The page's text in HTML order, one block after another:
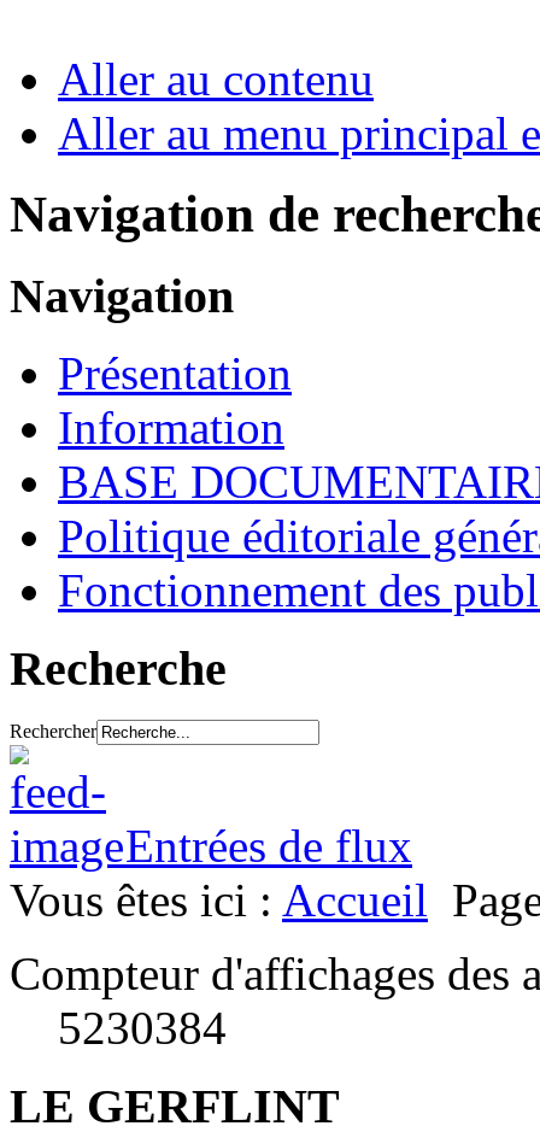
Aller au contenu
Aller au menu principal
Navigation de
Navigation
Présentation
Information
BASE
Politique éditoriale
Fonctionnement des
Recherche
Rechercher
Entrées de flux
Vous êtes ici : Accueil
Compteur d'affichages des
5230384
LE GERFLINT